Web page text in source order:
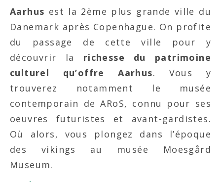
Aarhus est la 2ème plus grande ville du
Danemark après Copenhague. On profite
du passage de cette ville pour y
découvrir la richesse du patrimoine
culturel qu’offre Aarhus. Vous y
trouverez notamment le musée
contemporain de ARoS, connu pour ses
oeuvres futuristes et avant-gardistes.
Où alors, vous plongez dans l’époque
des vikings au musée Moesgård
Museum.